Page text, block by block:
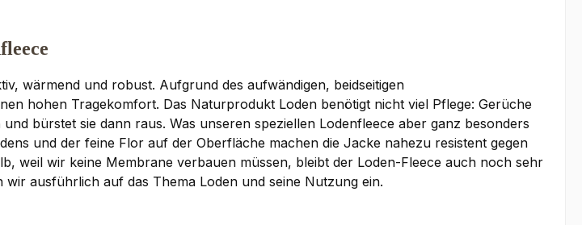
wärmend und robust. Aufgrund des aufwändigen, beidseitigen
hohen Tragekomfort. Das Naturprodukt Loden benötigt nicht viel Pflege: Gerüche
bürstet sie dann raus. Was unseren speziellen Lodenfleece aber ganz besonders
und der feine Flor auf der Oberfläche machen die Jacke nahezu resistent gegen
weil wir keine Membrane verbauen müssen, bleibt der Loden-Fleece auch noch sehr
wir ausführlich auf das Thema Loden und seine Nutzung ein.